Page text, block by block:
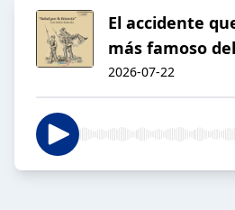
El accidente
más famoso
2026-07-22